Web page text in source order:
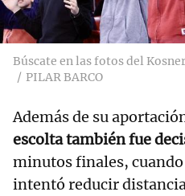
Búscate en las fotos del
PILAR BARCO
Además de su
escolta también fue
minutos finales,
intentó reducir